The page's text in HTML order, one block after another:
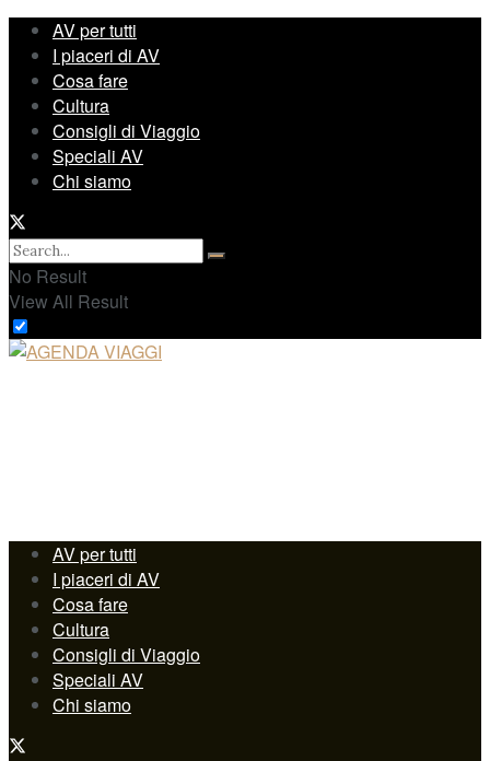
AV per tutti
I piaceri di AV
Cosa fare
Cultura
Consigli di Viaggio
Speciali AV
Chi siamo
No Result
View All Result
AV per tutti
I piaceri di AV
Cosa fare
Cultura
Consigli di Viaggio
Speciali AV
Chi siamo